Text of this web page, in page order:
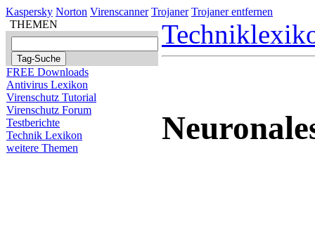
Kaspersky Norton Virenscanner Trojaner Trojaner entfernen
THEMEN
FREE Downloads
Antivirus Lexikon
Virenschutz Tutorial
Virenschutz Forum
Testberichte
Technik Lexikon
weitere Themen